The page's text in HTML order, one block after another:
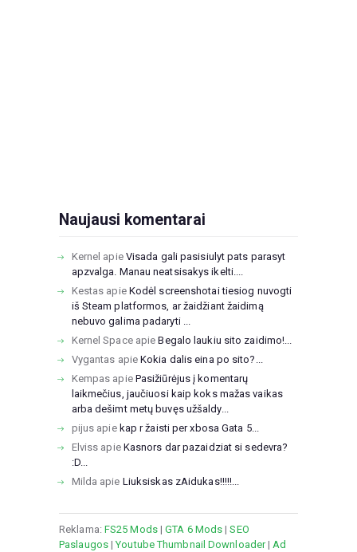
Naujausi komentarai
Kernel apie Visada gali pasisiulyt pats parasyt
apzvalga. Manau neatsisakys ikelti....
Kestas apie Kodėl screenshotai tiesiog nuvogti
iš Steam platformos, ar žaidžiant žaidimą
nebuvo galima padaryti ...
Kernel SpaceapieBegalo laukiu sito zaidimo!...
Vygantas apieKokia dalis eina po sito?...
Kempas apie Pasižiūrėjus į komentarų
laikmečius, jaučiuosi kaip koks mažas vaikas
arba dešimt metų buvęs užšaldy...
pijus apie kap r žaisti per xbosa Gata 5...
Elviss apie Kasnors dar pazaidziat si sedevra?
:D...
Milda apie Liuksiskas zAidukas!!!!!...
Reklama: FS25 Mods|GTA 6 Mods |SEO
Paslaugos|Youtube Thumbnail Downloader| Ad